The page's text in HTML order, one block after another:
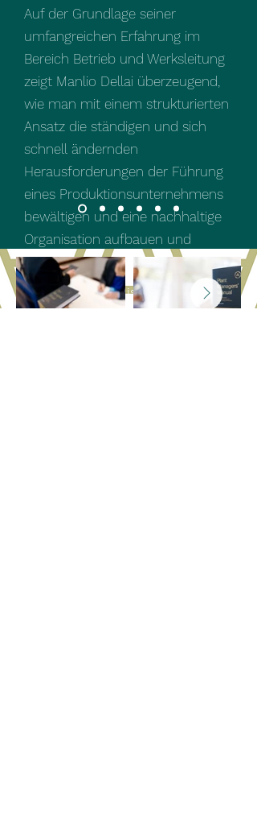
Auf der Grundlage seiner
umfangreichen Erfahrung im
Bereich Betrieb und Werksleitung
zeigt Manlio Dellai überzeugend,
wie man mit einem strukturierten
Ansatz die ständigen und sich
schnell ändernden
Herausforderungen der Führung
eines Produktionsunternehmens
bewältigen und eine nachhaltige
Organisation aufbauen und
stabilisieren kann."
Gianni Liscia, Liscia Consulting